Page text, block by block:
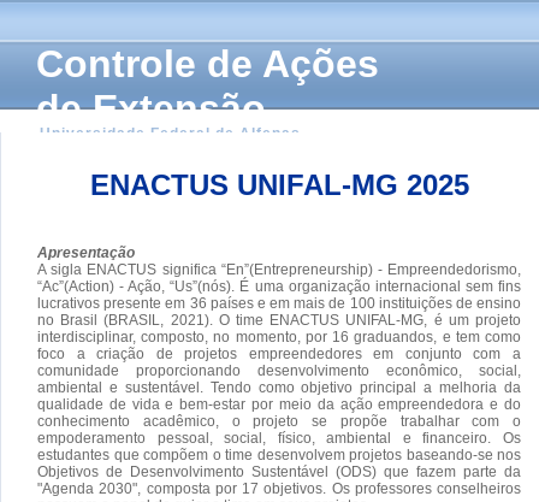
Controle de Ações
de Extensão
Universidade Federal de Alfenas
ENACTUS UNIFAL-MG 2025
Apresentação
A sigla ENACTUS significa “En”(Entrepreneurship) - Empreendedorismo,
“Ac”(Action) - Ação, “Us”(nós). É uma organização internacional sem fins
lucrativos presente em 36 países e em mais de 100 instituições de ensino
no Brasil (BRASIL, 2021). O time ENACTUS UNIFAL-MG, é um projeto
interdisciplinar, composto, no momento, por 16 graduandos, e tem como
foco a criação de projetos empreendedores em conjunto com a
comunidade proporcionando desenvolvimento econômico, social,
ambiental e sustentável. Tendo como objetivo principal a melhoria da
qualidade de vida e bem-estar por meio da ação empreendedora e do
conhecimento acadêmico, o projeto se propõe trabalhar com o
empoderamento pessoal, social, físico, ambiental e financeiro. Os
estudantes que compõem o time desenvolvem projetos baseando-se nos
Objetivos de Desenvolvimento Sustentável (ODS) que fazem parte da
"Agenda 2030", composta por 17 objetivos. Os professores conselheiros